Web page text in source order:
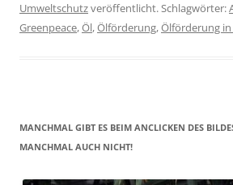
Umweltschutzveröffentlicht. Schlagwörter:
Greenpeace,Öl,Ölförderung,Ölförderung
MANCHMAL GIBT ES BEIM ANCLICKEN DES
MANCHMAL AUCH NICHT!